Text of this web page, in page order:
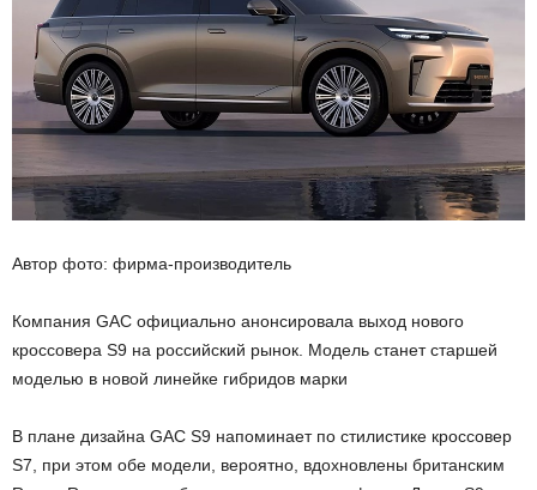
Автор фото: фирма-производитель
Компания GAC официально анонсировала выход нового
кроссовера S9 на российский рынок. Модель станет старшей
моделью в новой линейке гибридов марки
В плане дизайна GAC S9 напоминает по стилистике кроссовер
S7, при этом обе модели, вероятно, вдохновлены британским